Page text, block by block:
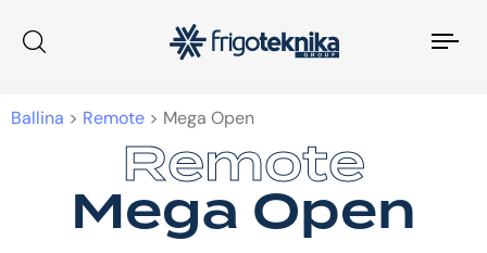
Ballina > Remote > Mega Open
Remote
Remote
Mega Open